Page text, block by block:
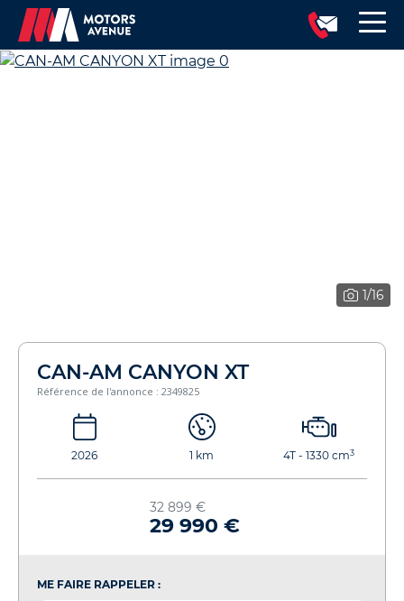
1/16
CAN-AM CANYON XT
Référence de l'annonce : 2349825
2026 1 km 4T - 1330 cm3
32 899 €
29 990 €
ME FAIRE RAPPELER :